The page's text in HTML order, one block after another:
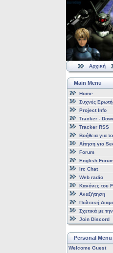
Αρχική
Main Menu
Home
Συχνές
Project Info
Tracker -
Tracker RSS
Βοήθεια για
Αίτηση για
Forum
English
Irc Chat
Web radio
Κανόνες του
Αναζήτηση
Πολιτική
Σχετικά με
Join Discord
Personal Menu
Welcome Guest